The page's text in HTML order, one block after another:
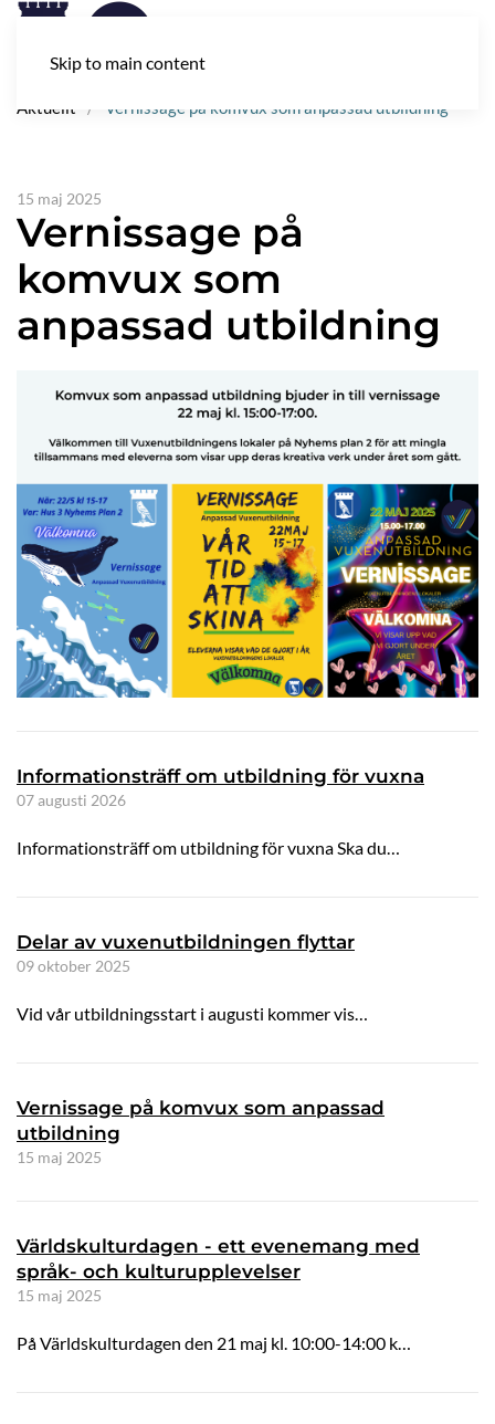
Skip to main content
Aktuellt Vernissage på komvux som anpassad utbildning
15 maj 2025
Vernissage på
komvux som
anpassad utbildning
Informationsträff om utbildning för vuxna
07 augusti 2026
Informationsträff om utbildning för vuxna Ska du…
Delar av vuxenutbildningen flyttar
09 oktober 2025
Vid vår utbildningsstart i augusti kommer vis…
Vernissage på komvux som anpassad
utbildning
15 maj 2025
Världskulturdagen - ett evenemang med
språk- och kulturupplevelser
15 maj 2025
På Världskulturdagen den 21 maj kl. 10:00-14:00 k…